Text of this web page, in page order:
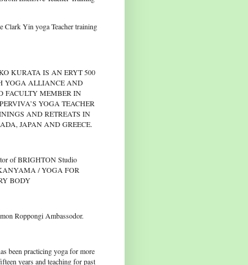
Clark Yin yoga Teacher training
KURATA IS AN ERYT 500
YOGA ALLIANCE AND
FACULTY MEMBER IN
YOGA TEACHER
AND RETREATS IN
JAPAN AND GREECE.
of BRIGHTON Studio
/ YOGA FOR
BODY
Roppongi Ambassodor.
been practicing yoga for more
years and teaching for past